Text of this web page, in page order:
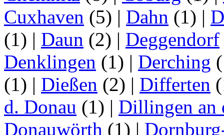
Cuxhaven (5) | Dahn (1) |
(1) | Daun (2) | Deggendorf
Denklingen (1) | Derching
(1) | Dießen (2) | Differten
d. Donau (1) | Dillingen an
Donauwörth (1) |